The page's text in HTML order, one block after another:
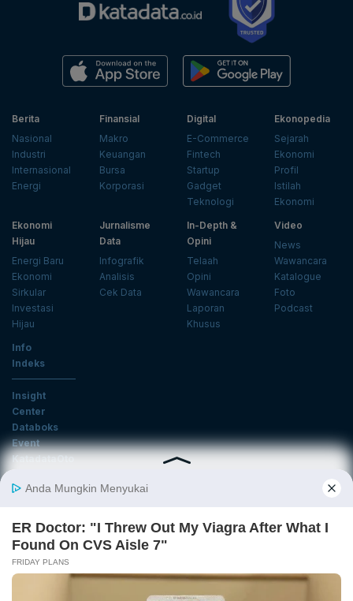
Berita
Nasional
Industri
Internasional
Energi
Finansial
Makro
Keuangan
Bursa
Korporasi
Digital
E-Commerce
Fintech
Startup
Gadget
Teknologi
Ekonopedia
Sejarah
Ekonomi
Profil
Istilah
Ekonomi
Ekonomi
Hijau
Energi Baru
Ekonomi
Sirkular
Investasi
Hijau
Jurnalisme
Data
Infografik
Analisis
Cek Data
In-Depth &
Opini
Telaah
Opini
Wawancara
Laporan
Khusus
Video
News
Wawancara
Katalogue
Foto
Podcast
Info
Indeks
Insight
Center
Databoks
Event
KatadataOto
Email
Daftar